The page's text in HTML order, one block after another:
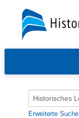
Erweiterte Suche